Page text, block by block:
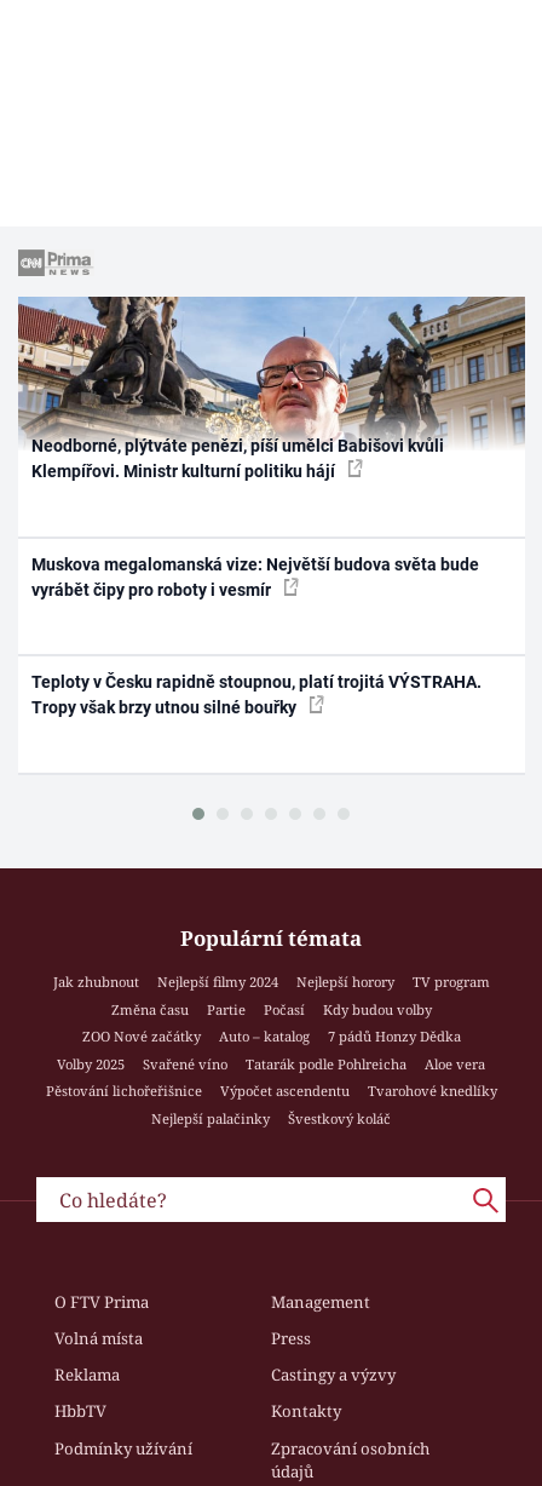
Neodborné, plýtváte penězi, píší umělci Babišovi kvůli
Klempířovi. Ministr kulturní politiku hájí
Muskova megalomanská vize: Největší budova světa bude
vyrábět čipy pro roboty i vesmír
Teploty v Česku rapidně stoupnou, platí trojitá VÝSTRAHA.
Tropy však brzy utnou silné bouřky
Populární témata
Jak zhubnout Nejlepší filmy 2024 Nejlepší horory
TV program
Změna času
Partie Počasí
Kdy budou volby
ZOO Nové začátky
Auto – katalog
7 pádů Honzy Dědka
Volby 2025
Svařené víno Tatarák podle Pohlreicha
Aloe vera
Pěstování lichořeřišnice
Výpočet ascendentu
Tvarohové knedlíky
Nejlepší palačinky
Švestkový koláč
O FTV Prima
Management
Volná místa
Press
Reklama
Castingy a výzvy
HbbTV
Kontakty
Podmínky užívání
Zpracování osobních
údajů